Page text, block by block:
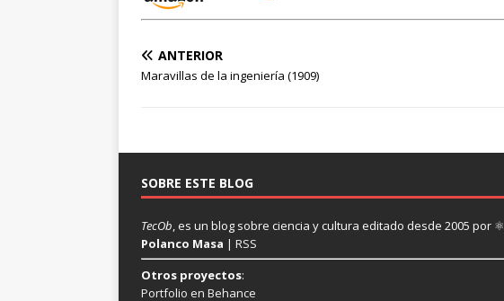
ANTERIOR
Maravillas de la ingeniería (1909)
SOBRE ESTE BLOG
TecOb, es un blog sobre ciencia y cultura editado desde 2005 por ⚛
Polanco Masa | RSS
Otros proyectos:
Portfolio en Behance